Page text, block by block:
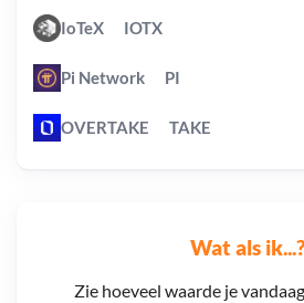
Wat als ik...?
Zie hoeveel waarde je
IoTeX IOTX
Pi Network PI
OVERTAKE TAKE